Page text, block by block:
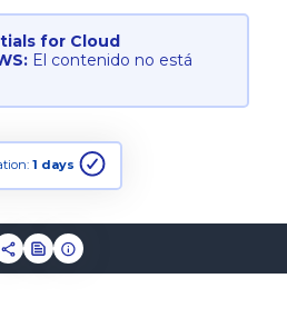
for Cloud
El contenido no está
1 days